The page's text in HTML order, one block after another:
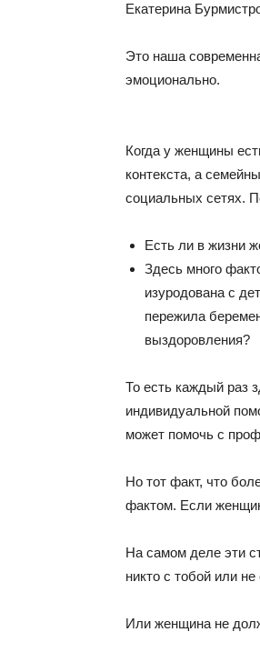
Екатерина
Это наша
эмоционально.
Когда у женщины
контекста, а
социальных сетях.
Есть ли в жизни
Здесь много
изуродована с
пережила
выздоровления?
То есть каждый раз
индивидуальной
может помочь с
Но тот факт, что
фактом. Если
На самом деле эти
никто с тобой или
Или женщина не